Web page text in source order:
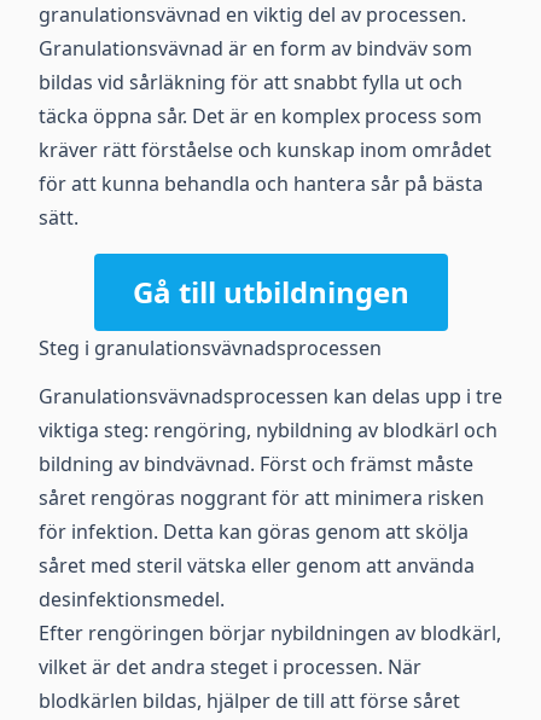
granulationsvävnad en viktig del av processen.
Granulationsvävnad är en form av bindväv som
bildas vid sårläkning för att snabbt fylla ut och
täcka öppna sår. Det är en komplex process som
kräver rätt förståelse och kunskap inom området
för att kunna behandla och hantera sår på bästa
sätt.
Gå till utbildningen
Steg i granulationsvävnadsprocessen
Granulationsvävnadsprocessen kan delas upp i tre
viktiga steg: rengöring, nybildning av blodkärl och
bildning av bindvävnad. Först och främst måste
såret rengöras noggrant för att minimera risken
för infektion. Detta kan göras genom att skölja
såret med steril vätska eller genom att använda
desinfektionsmedel.
Efter rengöringen börjar nybildningen av blodkärl,
vilket är det andra steget i processen. När
blodkärlen bildas, hjälper de till att förse såret